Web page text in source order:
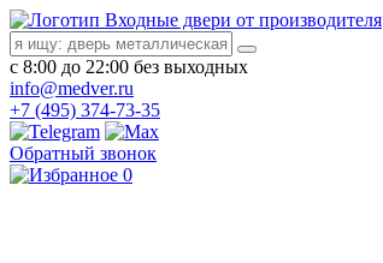
Входные двери от производителя
с 8:00 до 22:00 без выходных
info@medver.ru
+7 (495) 374-73-35
Обратный звонок
0